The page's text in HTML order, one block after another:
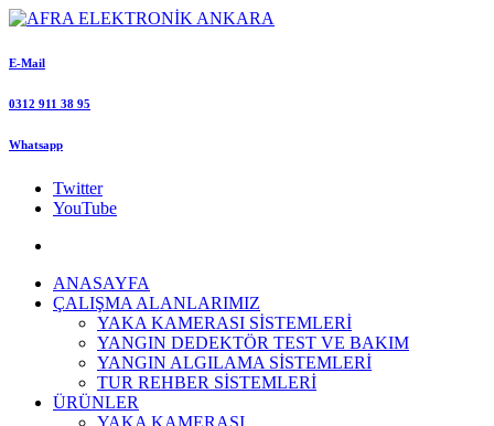
E-Mail
0312 911 38 95
Whatsapp
Twitter
YouTube
ANASAYFA
ÇALIŞMA ALANLARIMIZ
YAKA KAMERASI SİSTEMLERİ
YANGIN DEDEKTÖR TEST VE BAKIM
YANGIN ALGILAMA SİSTEMLERİ
TUR REHBER SİSTEMLERİ
ÜRÜNLER
YAKA KAMERASI